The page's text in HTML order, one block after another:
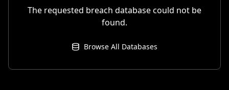
The requested breach database could not be
found.
Browse All Databases